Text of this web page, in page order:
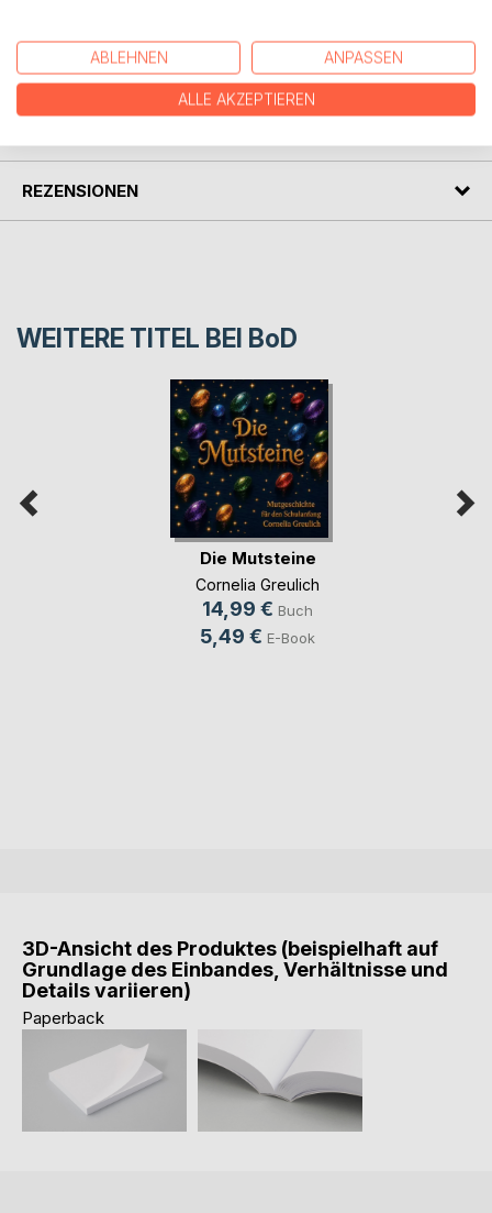
AUTOR/IN
REZENSIONEN
WEITERE TITEL BEI BoD
Die Mutsteine
Cornelia Greulich
14,99 € Buch
5,49 € E-Book
3D-Ansicht des Produktes (beispielhaft auf
Grundlage des Einbandes, Verhältnisse und
Details variieren)
Paperback
ABLEHNEN ANPASSEN
ALLE AKZEPTIEREN